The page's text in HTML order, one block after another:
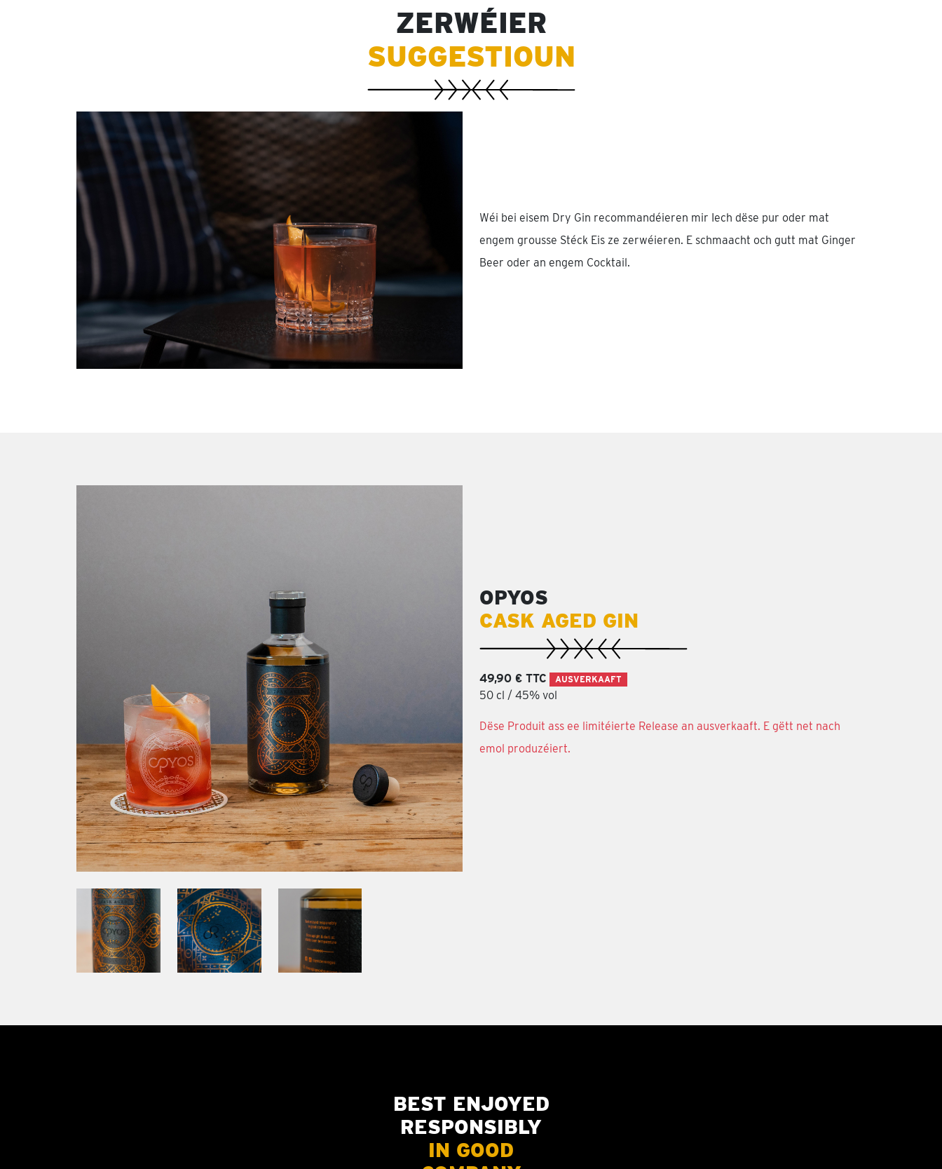
ZERWÉIER
SUGGESTIOUN
Wéi bei eisem Dry Gin recommandéieren mir Iech dëse pur oder mat
engem grousse Stéck Eis ze zerwéieren. E schmaacht och gutt mat Ginger
Beer oder an engem Cocktail.
OPYOS
CASK AGED GIN
49,90 € TTC AUSVERKAAFT
50 cl / 45% vol
Dëse Produit ass ee limitéierte Release an ausverkaaft. E gëtt net nach
emol produzéiert.
BEST ENJOYED
RESPONSIBLY
IN GOOD